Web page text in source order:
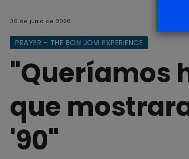
30 de junio de 2026
PRAYER - THE BON JOVI EXPERIENCE
"Queríamos
que
'90"